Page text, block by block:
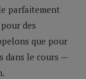
parfaitement
des
que pour
dans le cours —